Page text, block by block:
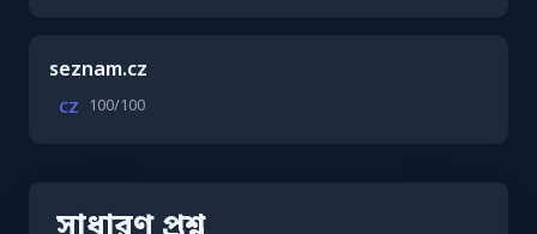
seznam.cz
CZ 100/100